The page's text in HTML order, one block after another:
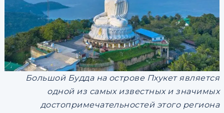
Большой Будда на острове Пхукет является
одной из самых известных и значимых
достопримечательностей этого региона